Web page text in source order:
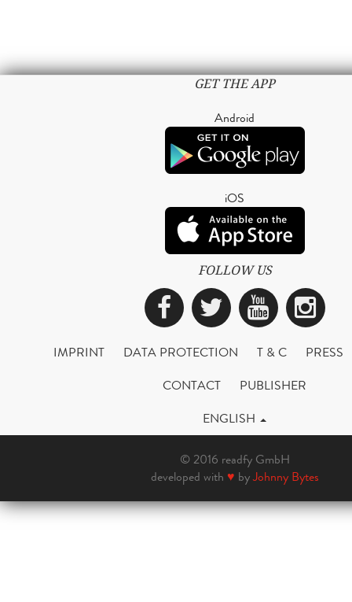
GET THE APP
Android
iOS
FOLLOW US
Facebook
Twitter
IMPRINT DATA PROTECTION T & C
PRESS
CONTACT
PUBLISHER
ENGLISH
© 2016 readfy GmbH
developed with ♥ byJohnny Bytes